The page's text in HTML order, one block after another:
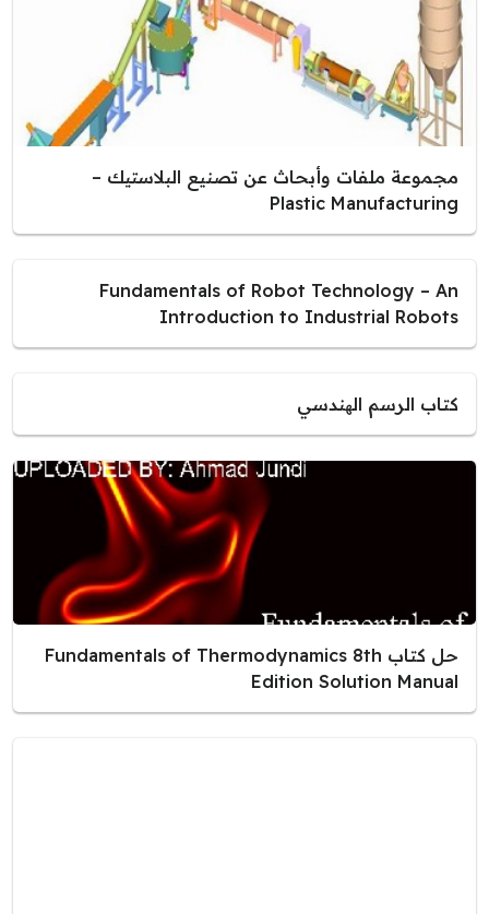
مجموعة ملفات وأبحاث عن تصنيع البلاستيك –
Plastic Manufacturing
Fundamentals of Robot Technology – An
Introduction to Industrial Robots
كتاب الرسم الھندسي
حل كتاب Fundamentals of Thermodynamics 8th
Edition Solution Manual